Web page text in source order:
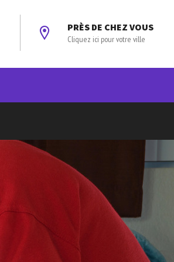
PRÈS DE CHEZ VOUS
Cliquez ici pour votre ville